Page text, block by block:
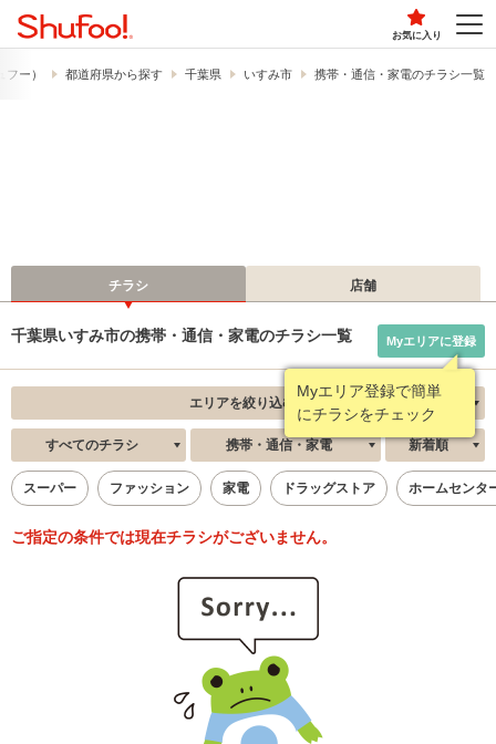
お気に入り
ー） 都道府県から探す 千葉県 いすみ市 携帯・通信・家電のチラシ一覧
チラシ 店舗
千葉県いすみ市の携帯・通信・家電のチラシ一覧
Myエリア登録で簡単
にチラシをチェック
Myエリアに登録
エリアを絞り込む
すべてのチラシ 携帯・通信・家電 新着順
スーパー ファッション 家電 ドラッグストア ホームセンタ
ご指定の条件では現在チラシがございません。